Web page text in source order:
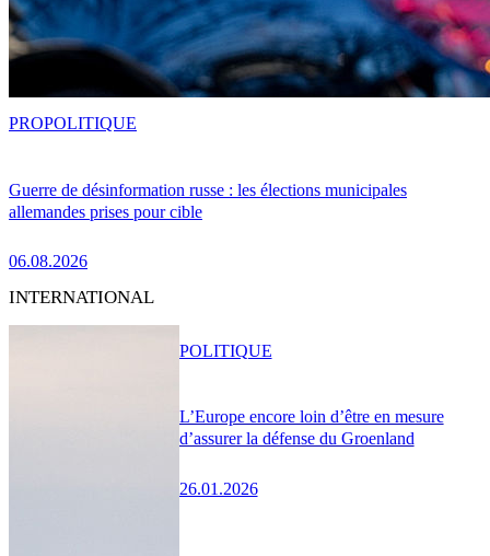
Guerre de désinformation russe : les élections municipales
allemandes prises pour cible
06.08.2026
PROPOLITIQUE
INTERNATIONAL
L’Europe encore loin d’être en mesure
d’assurer la défense du Groenland
26.01.2026
POLITIQUE